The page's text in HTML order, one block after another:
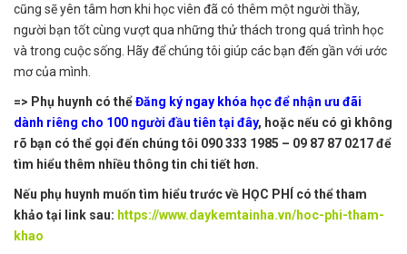
cũng sẽ yên tâm hơn khi học viên đã có thêm một người thầy,
người bạn tốt cùng vượt qua những thử thách trong quá trình học
và trong cuộc sống. Hãy để chúng tôi giúp các bạn đến gần với ước
mơ của mình.
=> Phụ huynh có thểĐăng ký ngay khóa học để nhận ưu đãi
dành riêng cho 100 người đầu tiên tại đây, hoặc nếu có gì không
rõ bạn có thể gọi đến chúng tôi 090 333 1985 – 09 87 87 0217để
tìm hiểu thêm nhiều thông tin chi tiết hơn.
Nếu phụ huynh muốn tìm hiểu trước về HỌC PHÍ có thể tham
khảo tại link sau: https://www.daykemtainha.vn/hoc-phi-tham-
khao